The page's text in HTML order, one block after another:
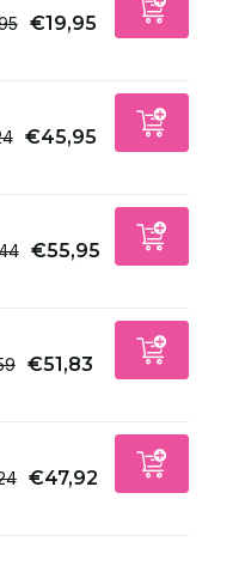
€19,95
€45,95
€55,95
€51,83
€47,92